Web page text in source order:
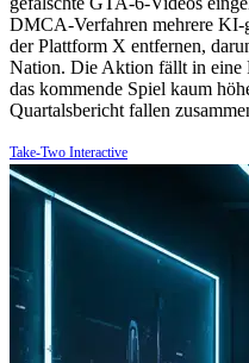
DMCA-Verfahren mehrere KI-
der Plattform X entfernen,
Nation. Die Aktion fällt in eine
das kommende Spiel kaum
Quartalsbericht fallen
Take-Two Interactive